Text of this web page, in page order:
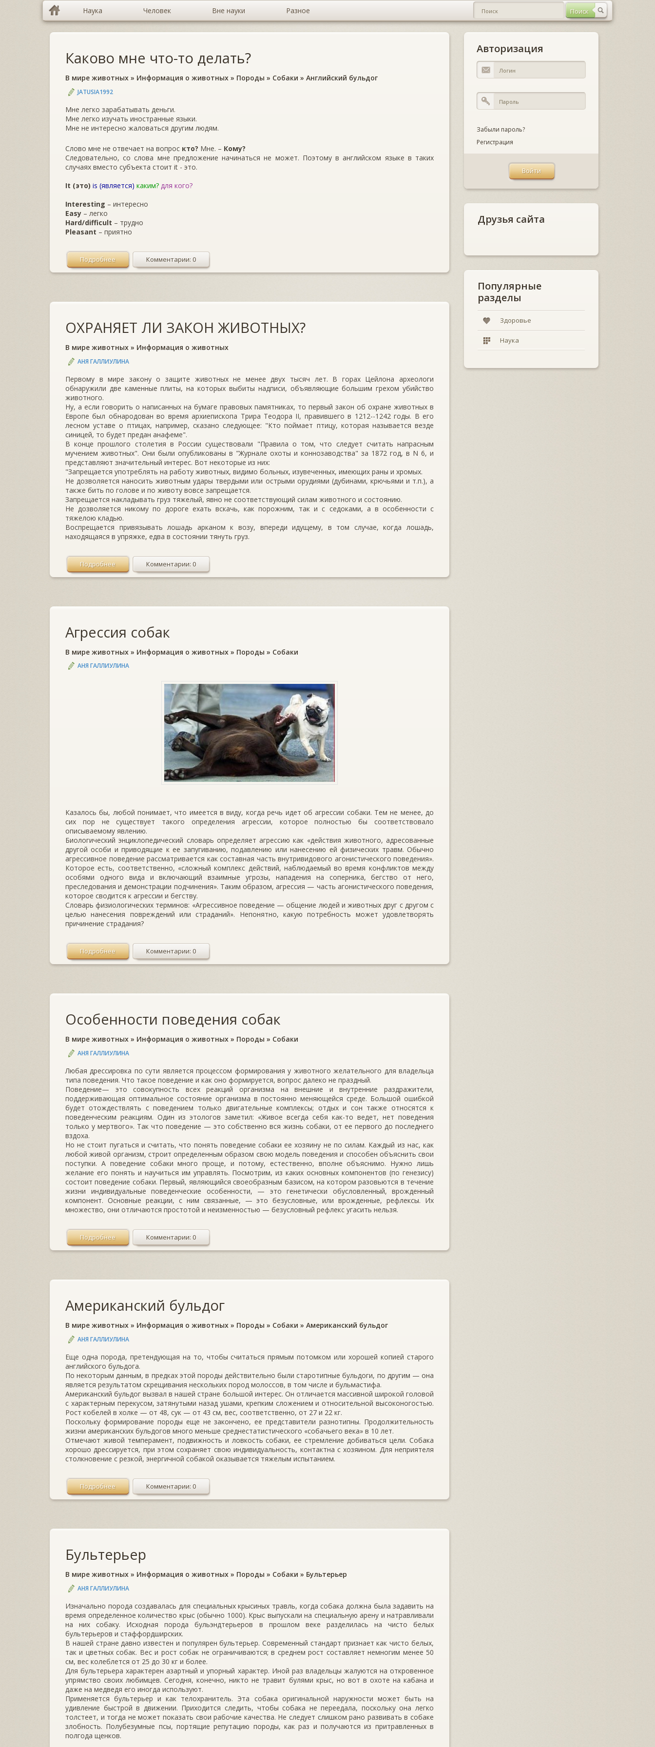
Наука Человек Вне науки Разное
Каково мне что-то делать?
В мире животных » Информация о животных » Породы » Собаки » Английский бульдог
JATUSIA1992
Мне легко зарабатывать деньги.
Мне легко изучать иностранные языки.
Мне не интересно жаловаться другим людям.
Слово мне не отвечает на вопрос кто? Мне. – Кому?
Следовательно, со слова мне предложение начинаться не может. Поэтому в английском языке в таких
случаях вместо субъекта стоит it - это.
It (это) is (является) каким? для кого?
Interesting – интересно
Easy – легко
Hard/difficult – трудно
Pleasant – приятно
Подробнее Комментарии: 0
ОХРАНЯЕТ ЛИ ЗАКОН ЖИВОТНЫХ?
В мире животных » Информация о животных
АНЯ ГАЛЛИУЛИНА
Первому в мире закону о защите животных не менее двух тысяч лет. В горах Цейлона археологи
обнаружили две каменные плиты, на которых выбиты надписи, объявляющие большим грехом убийство
животного.
Ну, а если говорить о написанных на бумаге правовых памятниках, то первый закон об охране животных в
Европе был обнародован во время архиепископа Трира Теодора II, правившего в 1212--1242 годы. В его
лесном уставе о птицах, например, сказано следующее: "Кто поймает птицу, которая называется везде
синицей, то будет предан анафеме".
В конце прошлого столетия в России существовали "Правила о том, что следует считать напрасным
мучением животных". Они были опубликованы в "Журнале охоты и коннозаводства" за 1872 год, в N 6, и
представляют значительный интерес. Вот некоторые из них:
"Запрещается употреблять на работу животных, видимо больных, изувеченных, имеющих раны и хромых.
Не дозволяется наносить животным удары твердыми или острыми орудиями (дубинами, крючьями и т.п.), а
также бить по голове и по животу вовсе запрещается.
Запрещается накладывать груз тяжелый, явно не соответствующий силам животного и состоянию.
Не дозволяется никому по дороге ехать вскачь, как порожним, так и с седоками, а в особенности с
тяжелою кладью.
Воспрещается привязывать лошадь арканом к возу, впереди идущему, в том случае, когда лошадь,
находящаяся в упряжке, едва в состоянии тянуть груз.
Подробнее Комментарии: 0
Агрессия собак
В мире животных » Информация о животных » Породы » Собаки
АНЯ ГАЛЛИУЛИНА
Казалось бы, любой понимает, что имеется в виду, когда речь идет об агрессии собаки. Тем не менее, до
сих пор не существует такого определения агрессии, которое полностью бы соответствовало
описываемому явлению.
Биологический энциклопедический словарь определяет агрессию как «действия животного, адресованные
другой особи и приводящие к ее запугиванию, подавлению или нанесению ей физических травм. Обычно
агрессивное поведение рассматривается как составная часть внутривидового агонистического поведения».
Которое есть, соответственно, «сложный комплекс действий, наблюдаемый во время конфликтов между
особями одного вида и включающий взаимные угрозы, нападения на соперника, бегство от него,
преследования и демонстрации подчинения». Таким образом, агрессия — часть агонистического поведения,
которое сводится к агрессии и бегству.
Словарь физиологических терминов: «Агрессивное поведение — общение людей и животных друг с другом с
целью нанесения повреждений или страданий». Непонятно, какую потребность может удовлетворять
причинение страдания?
Подробнее Комментарии: 0
Особенности поведения собак
В мире животных » Информация о животных » Породы » Собаки
АНЯ ГАЛЛИУЛИНА
Любая дрессировка по сути является процессом формирования у животного желательного для владельца
типа поведения. Что такое поведение и как оно формируется, вопрос далеко не праздный.
Поведение— это совокупность всех реакций организма на внешние и внутренние раздражители,
поддерживающая оптимальное состояние организма в постоянно меняющейся среде. Большой ошибкой
будет отождествлять с поведением только двигательные комплексы; отдых и сон также относятся к
поведенческим реакциям. Один из этологов заметил: «Живое всегда себя как-то ведет, нет поведения
только у мертвого». Так что поведение — это собственно вся жизнь собаки, от ее первого до последнего
вздоха.
Но не стоит пугаться и считать, что понять поведение собаки ее хозяину не по силам. Каждый из нас, как
любой живой организм, строит определенным образом свою модель поведения и способен объяснить свои
поступки. А поведение собаки много проще, и потому, естественно, вполне объяснимо. Нужно лишь
желание его понять и научиться им управлять. Посмотрим, из каких основных компонентов (по генезису)
состоит поведение собаки. Первый, являющийся своеобразным базисом, на котором разовьются в течение
жизни индивидуальные поведенческие особенности, — это генетически обусловленный, врожденный
компонент. Основные реакции, с ним связанные, — это безусловные, или врожденные, рефлексы. Их
множество, они отличаются простотой и неизменностью — безусловный рефлекс угасить нельзя.
Подробнее Комментарии: 0
Американский бульдог
В мире животных » Информация о животных » Породы » Собаки » Американский бульдог
АНЯ ГАЛЛИУЛИНА
Еще одна порода, претендующая на то, чтобы считаться прямым потомком или хорошей копией старого
английского бульдога.
По некоторым данным, в предках этой породы действительно были старотипные бульдоги, по другим — она
является результатом скрещивания нескольких пород молоссов, в том числе и бульмастифа.
Американский бульдог вызвал в нашей стране большой интерес. Он отличается массивной широкой головой
с характерным перекусом, затянутыми назад ушами, крепким сложением и относительной высоконогостью.
Рост кобелей в холке — от 48, сук — от 43 см, вес, соответственно, от 27 и 22 кг.
Поскольку формирование породы еще не закончено, ее представители разнотипны. Продолжительность
жизни американских бульдогов много меньше среднестатистического «собачьего века» в 10 лет.
Отмечают живой темперамент, подвижность и ловкость собаки, ее стремление добиваться цели. Собака
хорошо дрессируется, при этом сохраняет свою индивидуальность, контактна с хозяином. Для неприятеля
столкновение с резкой, энергичной собакой оказывается тяжелым испытанием.
Подробнее Комментарии: 0
Бультерьер
В мире животных » Информация о животных » Породы » Собаки » Бультерьер
АНЯ ГАЛЛИУЛИНА
Изначально порода создавалась для специальных крысиных травль, когда собака должна была задавить на
время определенное количество крыс (обычно 1000). Крыс выпускали на специальную арену и натравливали
на них собаку. Исходная порода бульэндтерьеров в прошлом веке разделилась на чисто белых
бультерьеров и стаффордширских.
В нашей стране давно известен и популярен бультерьер. Современный стандарт признает как чисто белых,
так и цветных собак. Вес и рост собак не ограничиваются; в среднем рост составляет немногим менее 50
см, вес колеблется от 25 до 30 кг и более.
Для бультерьера характерен азартный и упорный характер. Иной раз владельцы жалуются на откровенное
упрямство своих любимцев. Сегодня, конечно, никто не травит булями крыс, но вот в охоте на кабана и
даже на медведя его иногда используют.
Применяется бультерьер и как телохранитель. Эта собака оригинальной наружности может быть на
удивление быстрой в движении. Приходится следить, чтобы собака не переедала, поскольку она легко
толстеет, и тогда не может показать свои рабочие качества. Не следует слишком рано развивать в собаке
злобность. Полубезумные псы, портящие репутацию породы, как раз и получаются из притравленных в
полгода щенков.
Авторизация
Забыли пароль?
Регистрация
Друзья сайта
Популярные
разделы
Здоровье
Наука